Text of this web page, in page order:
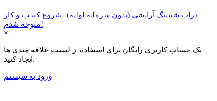
دراپ شیپینگ آرایشی (بدون سرمایه اولیه) | شروع کسب و کار
متوجه شدم!
×
یک حساب کاربری رایگان برای استفاده از لیست علاقه مندی ها
ایجاد کنید.
ورود به سیستم